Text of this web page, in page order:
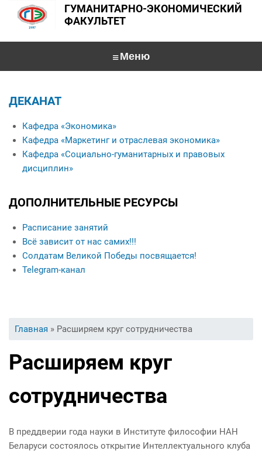
ГУМАНИТАРНО-ЭКОНОМИЧЕСКИЙ
ФАКУЛЬТЕТ
О факультете
Деканат
Кафедра «Экономика»
Кафедра «Маркетинг и отраслевая экономика»
Именные стипендиаты
Контакты
Кураторы учебных групп
Специальности
Абитуриентам
Общежитие
Экскурсия по факультету
Базовые предприятия
Перечень специализированных модулей по выбору студента по социально-
гуманитарным дисциплинам
Психология управления
Экономическая социология
Общежитие
Правила внутреннего трудового распорядка для обучающихся
Конференции
For foreign applicants
Interview with a teacher
Specialties at the faculty
ДЕКАНАТ
Кафедра «Экономика»
Кафедра «Маркетинг и отраслевая экономика»
Кафедра «Социально-гуманитарных и правовых
дисциплин»
ДОПОЛНИТЕЛЬНЫЕ РЕСУРСЫ
Расписание занятий
Всё зависит от нас самих!!!
Солдатам Великой Победы посвящается!
Telegram-канал
Вы здесь
Главная » Расширяем круг сотрудничества
Расширяем круг
сотрудничества
В преддверии года науки в Институте философии НАН
Беларуси состоялось открытие Интеллектуального клуба